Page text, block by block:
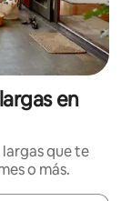
en
que te
o más.